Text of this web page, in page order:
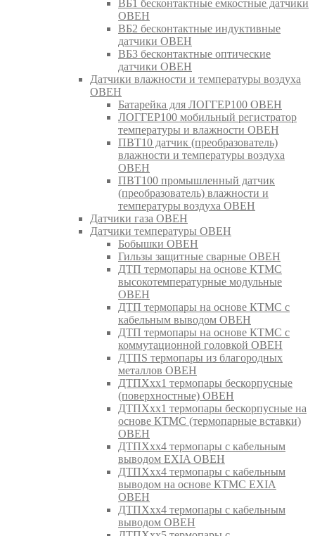
ВБ1 бесконтактные емкостные датчики
ОВЕН
ВБ2 бесконтактные индуктивные
датчики ОВЕН
ВБ3 бесконтактные оптические
датчики ОВЕН
Датчики влажности и температуры воздуха
ОВЕН
Батарейка для ЛОГГЕР100 ОВЕН
ЛОГГЕР100 мобильный регистратор
температуры и влажности ОВЕН
ПВТ10 датчик (преобразователь)
влажности и температуры воздуха
ОВЕН
ПВТ100 промышленный датчик
(преобразователь) влажности и
температуры воздуха ОВЕН
Датчики газа ОВЕН
Датчики температуры ОВЕН
Бобышки ОВЕН
Гильзы защитные сварные ОВЕН
ДТП термопары на основе КТМС
высокотемпературные модульные
ОВЕН
ДТП термопары на основе КТМС с
кабельным выводом ОВЕН
ДТП термопары на основе КТМС с
коммутационной головкой ОВЕН
ДТПS термопары из благородных
металлов ОВЕН
ДТПХхх1 термопары бескорпусные
(поверхностные) ОВЕН
ДТПХхх1 термопары бескорпусные на
основе КТМС (термопарные вставки)
ОВЕН
ДТПХхх4 термопары с кабельным
выводом EXIA ОВЕН
ДТПХхх4 термопары с кабельным
выводом на основе КТМС EXIA
ОВЕН
ДТПХхх4 термопары с кабельным
выводом ОВЕН